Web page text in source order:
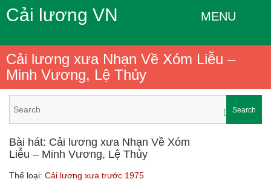
Cải lương VN MENU
Cải lương xưa Nhạn Về Xóm Liễu –
Minh Vương, Lệ Thủy
Search
Bài hát: Cải lương xưa Nhạn Về Xóm
Liễu – Minh Vương, Lệ Thủy
Thể loại: Cải lương xưa trước 1975